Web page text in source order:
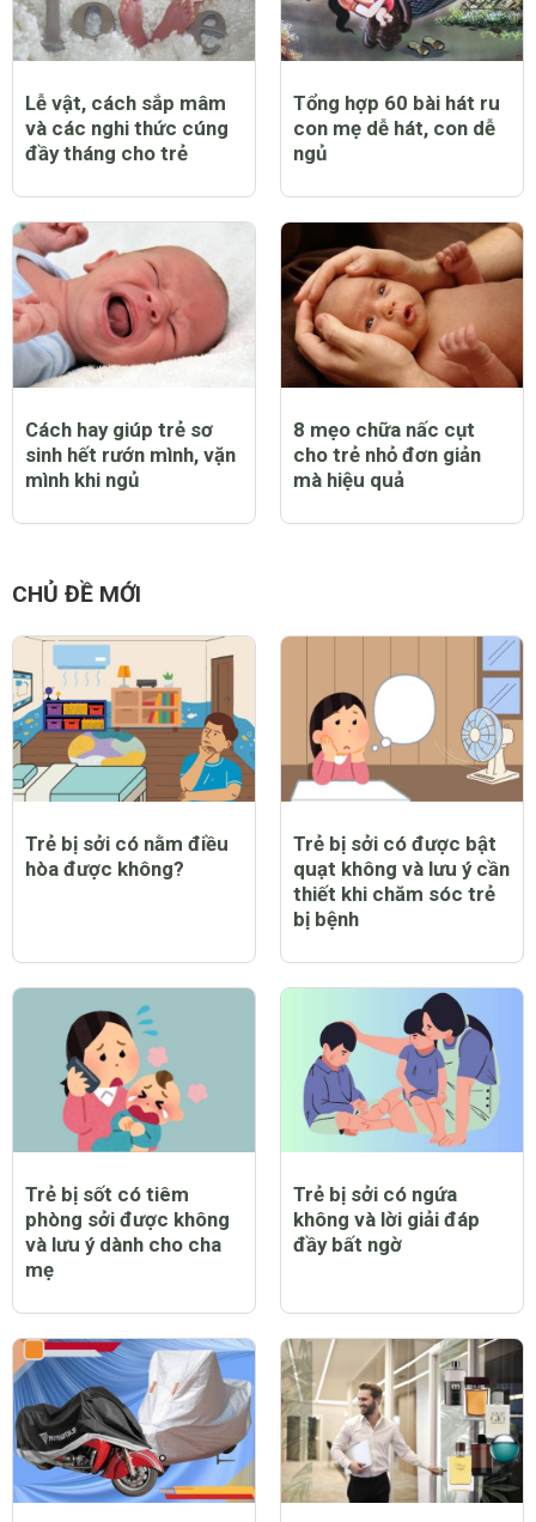
Lễ vật, cách sắp mâm
và các nghi thức cúng
đầy tháng cho trẻ
Tổng hợp 60 bài hát ru
con mẹ dễ hát, con dễ
ngủ
mình khi ngủ
CHỦ ĐỀ MỚI
thiết khi chăm sóc trẻ
bị bệnh
Trẻ bị sốt có tiêm
phòng sởi được không
và lưu ý dành cho cha
mẹ
Trẻ bị sởi có ngứa
không và lời giải đáp
đầy bất ngờ